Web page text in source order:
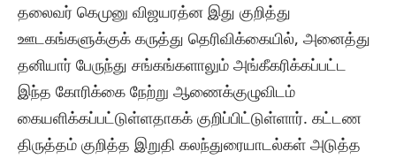
தலைவர் கெமுனு விஜயரத்ன இது குறித்து
ஊடகங்களுக்குக் கருத்து தெரிவிக்கையில், அனைத்து
தனியார் பேருந்து சங்கங்களாலும் அங்கீகரிக்கப்பட்ட
இந்த கோரிக்கை நேற்று ஆணைக்குழுவிடம்
கையளிக்கப்பட்டுள்ளதாகக் குறிப்பிட்டுள்ளார். கட்டண
திருத்தம் குறித்த இறுதி கலந்துரையாடல்கள் அடுத்த